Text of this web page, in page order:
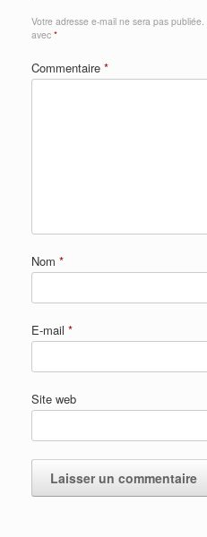
Votre adresse e-mail ne sera pas publiée.
avec *
Commentaire *
Nom *
E-mail *
Site web